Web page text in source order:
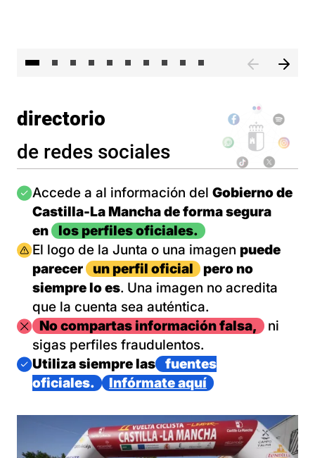
directorio
de redes sociales
Imagen
Accede a al información del Gobierno de
Castilla-La Mancha de forma segura
en
los perfiles oficiales.
Imagen
El logo de la Junta o una imagen puede
parecer
un perfil oficial
pero no
siempre lo es. Una imagen no acredita
que la cuenta sea auténtica.
ImagenNo compartas información falsa,
ni
sigas perfiles fraudulentos.
Imagen
Utiliza siempre las
fuentes
oficiales.
Infórmate aquí